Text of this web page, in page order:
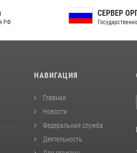
СЕРВЕР ОРГАНОВ
Государственной власти РФ
НАВИГАЦИЯ
Главная
Новости
Федеральная служба
Деятельность